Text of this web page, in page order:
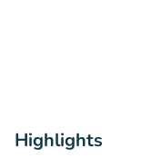
Highlights